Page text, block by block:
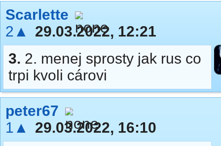
Scarlette
2▲
29.03.2022, 12:21
3. 2. menej sprosty jak rus co
trpi kvoli cárovi
peter67
1▲
29.03.2022, 16:10